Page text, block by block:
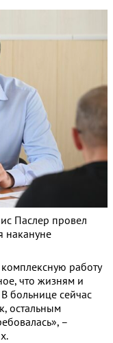
Паслер провел
накануне
работу
что жизням и
больнице сейчас
остальным
–